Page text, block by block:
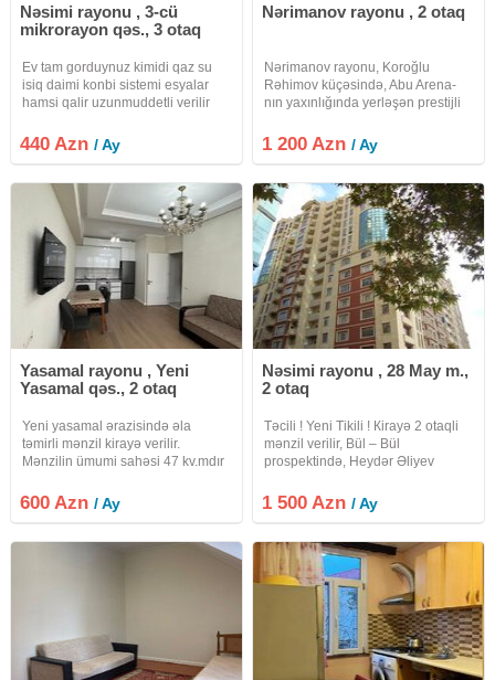
Nəsimi rayonu , 3-cü
mikrorayon qəs., 3 otaq
Ev tam gorduynuz kimidi qaz su
isiq daimi konbi sistemi esyalar
hamsi qalir uzunmuddetli verilir
440 Azn/ Ay
Nərimanov rayonu , 2 otaq
Nərimanov rayonu, Koroğlu
Rəhimov küçəsində, Abu Arena-
nın yaxınlığında yerləşən prestijli
yaşayış kompleksində geniş və
komfortlu 2 otaqlı mənzil satışa
1 200 Azn/ Ay
Yasamal rayonu , Yeni
Yasamal qəs., 2 otaq
Yeni yasamal ərazisində əla
təmirli mənzil kirayə verilir.
Mənzilin ümumi sahəsi 47 kv.mdır
mərtəbəli binanın 13-cü
mərtəbəsində yerləşir. 30 Azn
600 Azn/ Ay
Nəsimi rayonu , 28 May m.,
2 otaq
Təcili ! Yeni Tikili ! Кirayə 2 otaqli
mənzil verilir, Bül – Bül
prospektində, Heydər Əliyev
28 May " metrosu yaxinliğinda.
Mərtəbə: 16/14. Ümumi
1 500 Azn/ Ay